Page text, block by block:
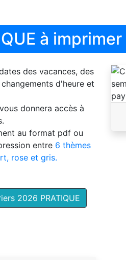
à
des vacances, des
d'heure et
vous donnera accès à
au format pdf ou
entre 6 thèmes
rose et gris.
2026 PRATIQUE